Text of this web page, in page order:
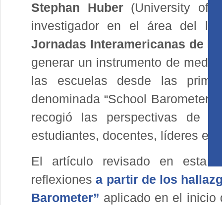
Stephan Huber(University of
investigador en el área del
Jornadas Interamericanas de
generar un instrumento de
las escuelas desde las
denominada “School
recogió las perspectivas de
estudiantes, docentes, líderes
El artículo revisado en esta
reflexionesa partir de los
Barometer” aplicado en el inicio